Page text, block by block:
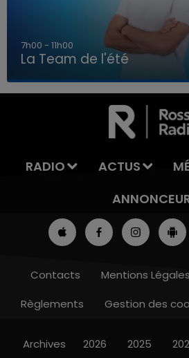
LA TEAM DE L'ÉTÉ
7h00 - 11h00
La Team de l'été
RADIO ACTUS
Contacts Mentions Légales
Règlements
Gestion des
Archives 2026 2025